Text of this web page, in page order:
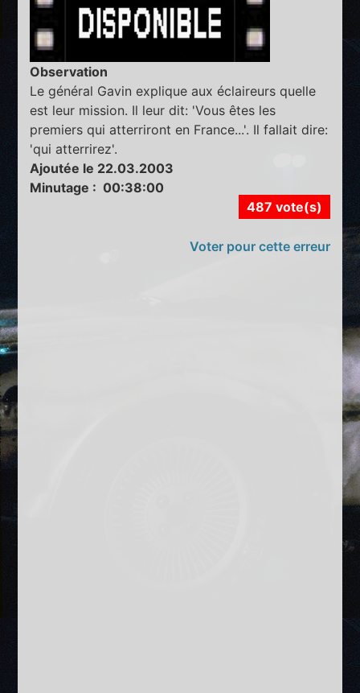
Observation
Le général Gavin explique aux éclaireurs quelle
est leur mission. Il leur dit: 'Vous êtes les
premiers qui atterriront en France...'. Il fallait dire:
'qui atterrirez'.
Ajoutée le 22.03.2003
Minutage : 00:38:00
487 vote(s)
Voter pour cette erreur